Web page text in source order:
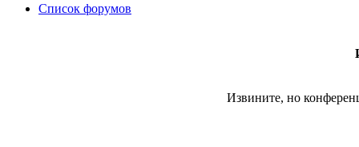
Список форумов
Извините, но